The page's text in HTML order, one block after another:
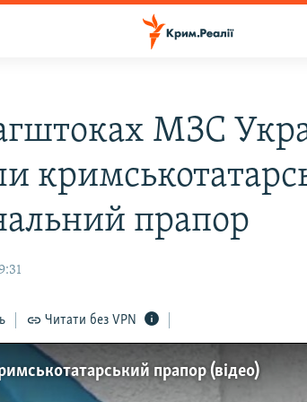
МЗС
прапор
Читати без VPN
прапор (відео)